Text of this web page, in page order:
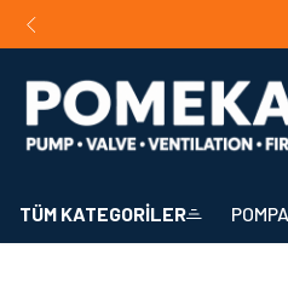
TÜM KATEGORİLER POMPA